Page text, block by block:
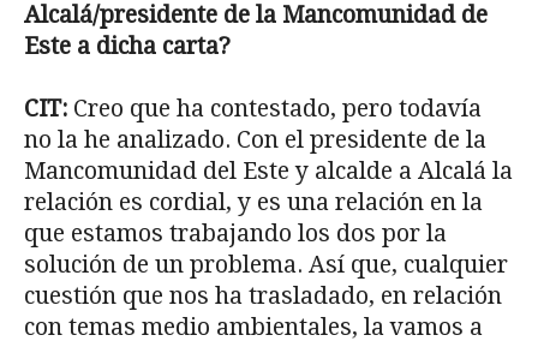
Alcalá/presidente de la Mancomunidad de
Este a dicha carta?
CIT: Creo que ha contestado, pero todavía
no la he analizado. Con el presidente de la
Mancomunidad del Este y alcalde a Alcalá la
relación es cordial, y es una relación en la
que estamos trabajando los dos por la
solución de un problema. Así que, cualquier
cuestión que nos ha trasladado, en relación
con temas medio ambientales, la vamos a